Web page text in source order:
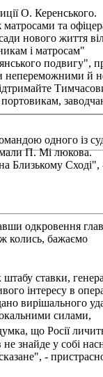
О. Керенського.
та
нового життя
і матросам"
подвигу",
непереможними й
одного із
П. Мі люкова.
Близькому Сході",
одкровення
колись, бажаємо
ставки,
інтересу в
вирішального
силами,
що Росії
знайде у собі
-